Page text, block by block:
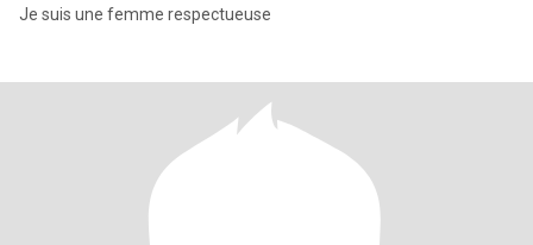
Je suis une femme respectueuse